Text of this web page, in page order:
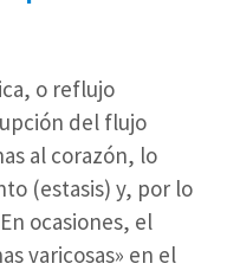
o reflujo
del flujo
al corazón, lo
(estasis) y, por lo
ocasiones, el
varicosas» en el